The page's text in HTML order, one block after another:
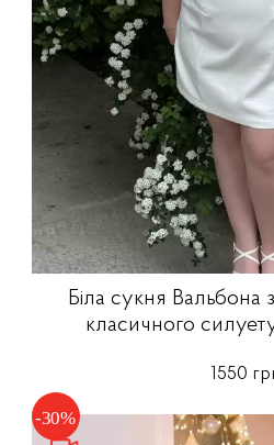
Біла сукня Вальбона
класичного
1550